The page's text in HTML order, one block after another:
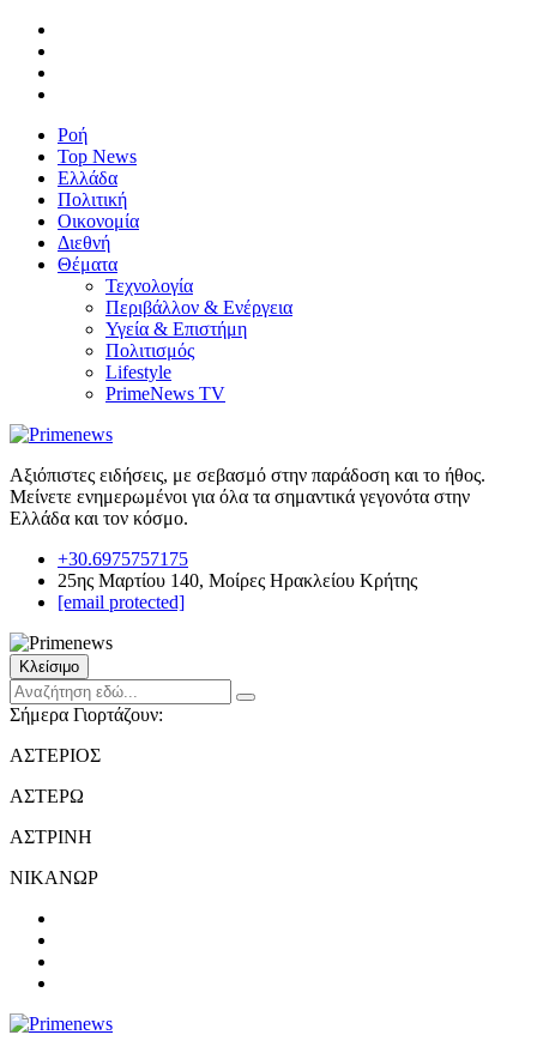
Ροή
Top News
Ελλάδα
Πολιτική
Οικονομία
Διεθνή
Θέματα
Τεχνολογία
Περιβάλλον & Ενέργεια
Υγεία & Επιστήμη
Πολιτισμός
Lifestyle
PrimeNews TV
Αξιόπιστες ειδήσεις, με σεβασμό στην παράδοση και το ήθος.
Μείνετε ενημερωμένοι για όλα τα σημαντικά γεγονότα στην
Ελλάδα και τον κόσμο.
+30.6975757175
25ης Μαρτίου 140, Μοίρες Ηρακλείου Κρήτης
[email protected]
Κλείσιμο
Σήμερα Γιορτάζουν:
ΑΣΤΕΡΙΟΣ
ΑΣΤΕΡΩ
ΑΣΤΡΙΝΗ
ΝΙΚΑΝΩΡ